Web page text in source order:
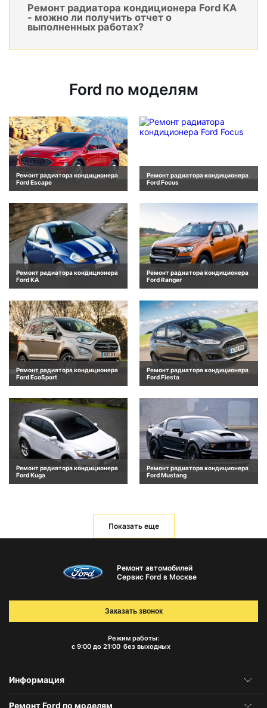
Ремонт радиатора кондиционера Ford KA
- можно ли получить отчет о
выполненных работах?
Ford по моделям
Ремонт радиатора кондиционера
Ford Escape
Ремонт радиатора кондиционера
Ford Focus
Ремонт радиатора кондиционера
Ford KA
Ремонт радиатора кондиционера
Ford Ranger
Ремонт радиатора кондиционера
Ford EcoSport
Ремонт радиатора кондиционера
Ford Fiesta
Ремонт радиатора кондиционера
Ford Kuga
Ремонт радиатора кондиционера
Ford Mustang
Показать еще
Ремонт автомобилей
Сервис Ford в Москве
Режим работы:
с 9:00 до 21:00 без выходных
Заказать звонок
Информация
Ремонт Ford по моделям